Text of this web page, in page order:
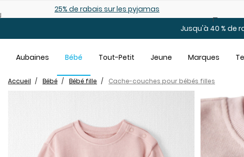
25% de rabais: modèles pour bébé
Jusqu'à 40 % de
Aubaines Bébé Tout-Petit Jeune Marques
Accueil Bébé Bébé fille Cache-couches pour bébés filles